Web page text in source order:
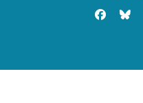
x-